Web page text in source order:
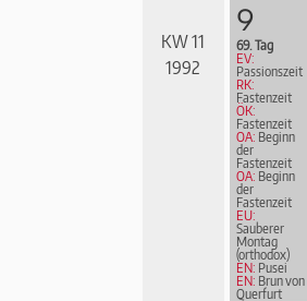
KW 11
1992
9
69. Tag
EV:
Passionszeit
RK:
Fastenzeit
ÖK:
Fastenzeit
OA: Beginn
der
Fastenzeit
OA: Beginn
der
Fastenzeit
EU:
Sauberer
Montag
(orthodox)
EN: Pusei
EN: Brun von
Querfurt